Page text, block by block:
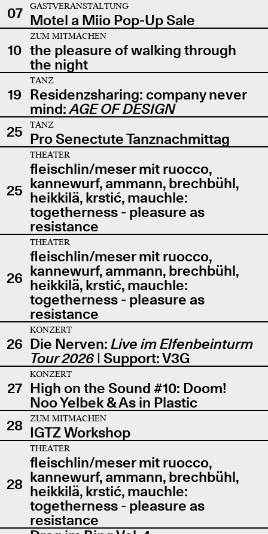
07
GASTVERANSTALTUNG
Motel a Miio Pop-Up Sale
10
ZUM MITMACHEN
the pleasure of walking through
the night
19
TANZ
Residenzsharing: company never
mind:AGE OF DESIGN
25
TANZ
Pro Senectute Tanznachmittag
25
THEATER
fleischlin/meser mit ruocco,
kannewurf, ammann, brechbühl,
heikkilä, krstić, mauchle:
togetherness - pleasure as
resistance
26
THEATER
fleischlin/meser mit ruocco,
kannewurf, ammann, brechbühl,
heikkilä, krstić, mauchle:
togetherness - pleasure as
resistance
26
KONZERT
Die Nerven: Live im Elfenbeinturm
Tour 2026| Support: V3G
27
KONZERT
High on the Sound #10: Doom!
Noo Yelbek & As in Plastic
28
ZUM MITMACHEN
IGTZ Workshop
28
THEATER
fleischlin/meser mit ruocco,
kannewurf, ammann, brechbühl,
heikkilä, krstić, mauchle:
togetherness - pleasure as
resistance